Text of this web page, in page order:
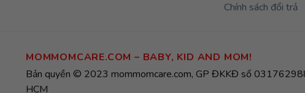
Chính sách đổi trả
MOMMOMCARE.COM – BABY, KID AND MOM!
Bản quyền © 2023 mommomcare.com, GP ĐKKĐ số
HCM